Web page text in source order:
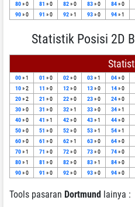
80» 0 81 » 0 82» 0 83» 0 84» 0
90» 0 91 » 0 92» 1 93» 0 94» 1
Statistik Posisi 2D
00» 1 01 » 0 02» 0 03» 1 04» 0
10» 2 11 » 0 12» 0 13» 0 14» 0
20» 2 21 » 0 22» 0 23» 0 24» 0
30» 0 31 » 0 32» 1 33» 0 34» 1
40» 0 41 » 1 42» 0 43» 1 44» 0
50» 0 51 » 0 52» 0 53» 1 54» 1
60» 0 61 » 0 62» 1 63» 0 64» 0
70» 1 71 » 0 72» 0 73» 0 74» 0
80» 1 81 » 0 82» 0 83» 1 84» 0
90» 0 91 » 0 92» 0 93» 0 94» 0
Tools pasaran Dortmund lainya :